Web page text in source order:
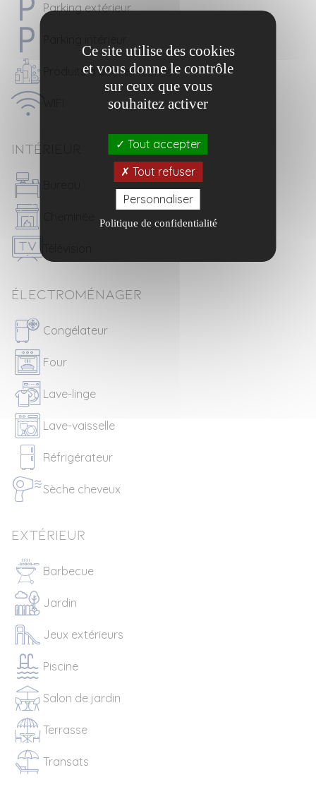
Parking extérieur
Produits d'accueil fournis
Intérieur
Électroménager
Congélateur
Four
Lave-linge
Lave-vaisselle
Réfrigérateur
Sèche cheveux
Extérieur
Barbecue
Jardin
Jeux extérieurs
Piscine
Salon de jardin
Terrasse
Transats
Ce site utilise des cookies
et vous donne le contrôle
sur ceux que vous
souhaitez activer
Tout accepter
Tout refuser
Personnaliser
Politique de confidentialité